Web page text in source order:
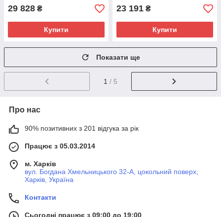
29 828 ₴
Купити
23 191 ₴
Купити
Показати ще
1 / 5
Про нас
90% позитивних з 201 відгука за рік
Працює з 05.03.2014
м. Харків
вул. Богдана Хмельницького 32-А, цокольний поверх,
Харків, Україна
Контакти
Сьогодні працює з 09:00 до 19:00